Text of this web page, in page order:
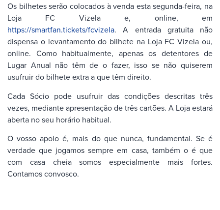
Os bilhetes serão colocados à venda esta segunda-feira, na
Loja FC Vizela e, online, em
https://smartfan.tickets/fcvizela. A entrada gratuita não
dispensa o levantamento do bilhete na Loja FC Vizela ou,
online. Como habitualmente, apenas os detentores de
Lugar Anual não têm de o fazer, isso se não quiserem
usufruir do bilhete extra a que têm direito.
Cada Sócio pode usufruir das condições descritas três
vezes, mediante apresentação de três cartões. A Loja estará
aberta no seu horário habitual.
O vosso apoio é, mais do que nunca, fundamental. Se é
verdade que jogamos sempre em casa, também o é que
com casa cheia somos especialmente mais fortes.
Contamos convosco.